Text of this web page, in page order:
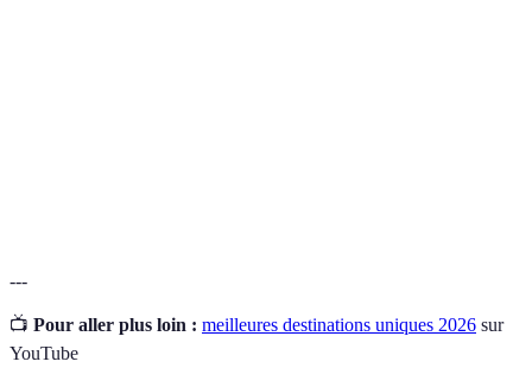
---
📺 Pour aller plus loin : meilleures destinations uniques 2026 sur
YouTube